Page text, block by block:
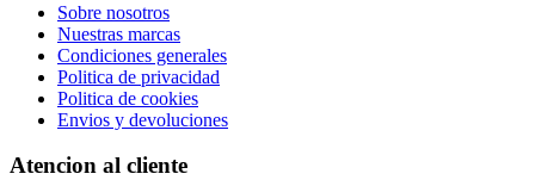
Sobre nosotros
Nuestras marcas
Condiciones generales
Politica de privacidad
Politica de cookies
Envios y devoluciones
Atencion al cliente